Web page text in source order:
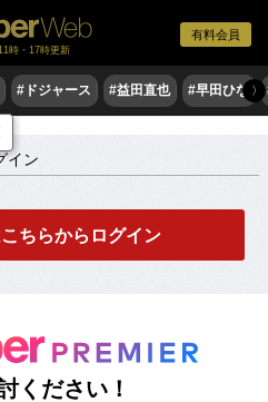
有料会員
時・17時更新
#ドジャース #益田直也 #早田ひな 〉
イン
ちらからログイン
ください！